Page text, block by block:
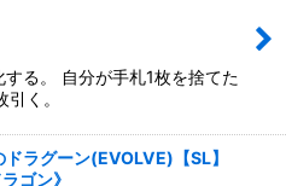
。 自分が手札1枚を捨てた
く。
ドラグーン(EVOLVE)【SL】
ゴン》